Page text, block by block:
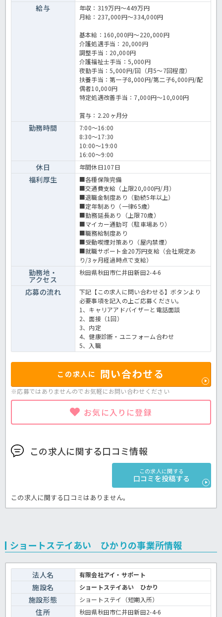
給与
年収：319万円～449万円
月給：237,000円～334,000円
基本給：160,000円～220,000円
介護処遇手当：20,000円
調整手当：20,000円
介護福祉士手当：5,000円
夜勤手当：5,000円/回（月5～7回程度）
扶養手当：第一子8,000円/第二子6,000円/配
偶者10,000円
特定処遇改善手当：7,000円～10,000円
賞与：2.20ヶ月分
勤務時間
7:00～16:00
8:30～17:30
10:00～19:00
16:00～9:00
休日 年間休日107日
福利厚生
■各種保険完備
■交通費支給（上限20,000円/月）
■退職金制度あり（勤続5年以上）
■定年制あり（一律65歳）
■勤務延長あり（上限70歳）
■マイカー通勤可（駐車場あり）
■職務給制度あり
■受動喫煙対策あり（屋内禁煙）
■就職サポート金20万円支給（会社規定あ
り/3ヶ月経過時点で支給）
勤務地・
アクセス
秋田県秋田市仁井田新田2-4-6
応募の流れ
下記【この求人に問い合わせる】ボタンより
必要事項を記入の上ご応募ください。
1、キャリアアドバイザーと電話面談
2、面接（1回）
3、内定
4、健康診断・ユニフォーム合わせ
5、入職
この求人に 問い合わせる
※応募ではありませんのでお気軽にお問い合わせください
お気に入りに登録
この求人に関する口コミ情報
この求人に関する
口コミを投稿する
この求人に関する口コミはありません。
ショートステイあい ひかりの事業所情報
法人名 有限会社アイ・サポート
施設名 ショートステイあい ひかり
施設形態 ショートステイ（短期入所）
住所 秋田県秋田市仁井田新田2-4-6